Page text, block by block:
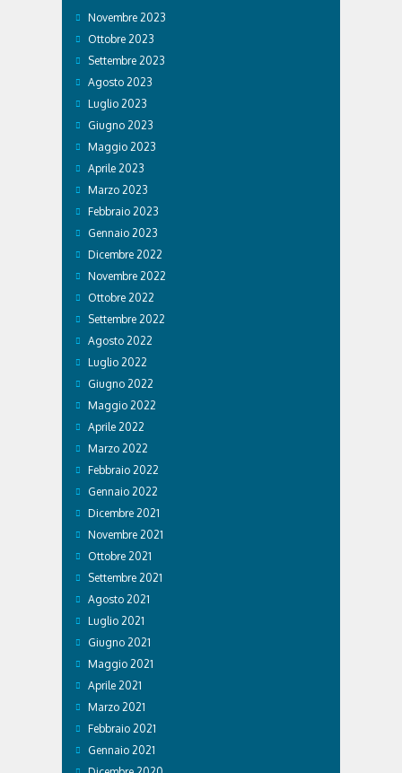
Novembre 2023
Ottobre 2023
Settembre 2023
Agosto 2023
Luglio 2023
Giugno 2023
Maggio 2023
Aprile 2023
Marzo 2023
Febbraio 2023
Gennaio 2023
Dicembre 2022
Novembre 2022
Ottobre 2022
Settembre 2022
Agosto 2022
Luglio 2022
Giugno 2022
Maggio 2022
Aprile 2022
Marzo 2022
Febbraio 2022
Gennaio 2022
Dicembre 2021
Novembre 2021
Ottobre 2021
Settembre 2021
Agosto 2021
Luglio 2021
Giugno 2021
Maggio 2021
Aprile 2021
Marzo 2021
Febbraio 2021
Gennaio 2021